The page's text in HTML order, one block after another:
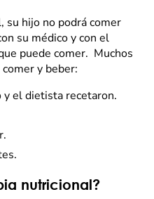
su hijo no podrá comer
su médico y con el
puede comer. Muchos
y beber:
y el dietista recetaron.
nutricional?